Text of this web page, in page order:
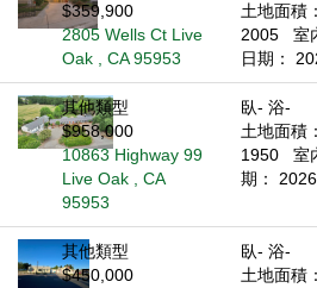
$359,900
2805 Wells Ct Live
Oak , CA 95953
土地面積
2005
室
日期：
其他類型
$958,000
10863 Highway 99
Live Oak , CA
95953
臥- 浴-
土地面積
1950
室
期：
其他類型
$450,000
臥- 浴-
土地面積